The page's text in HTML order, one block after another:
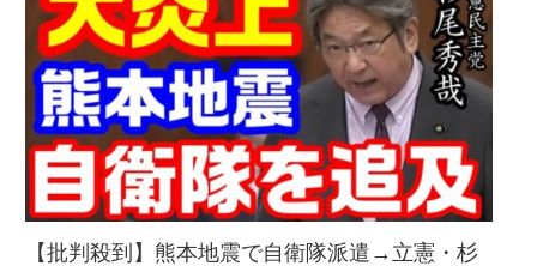
【批判殺到】熊本地震で自衛隊派遣→立憲・杉